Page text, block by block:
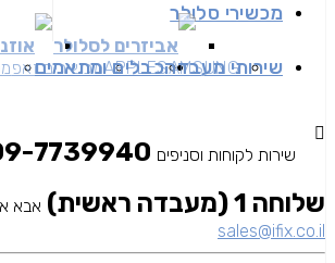
אביזרים לסלולר
מכשירי סלולר
SAMSUNG
APPLEמכשירים זאפ שירותי מעבדהכבלים ומתאמים
שירות לקוחות וסניפים
שלוחה 1 (מעבדה ראשית)
אבא אבן 1(פינת
sales@ifix.co.il